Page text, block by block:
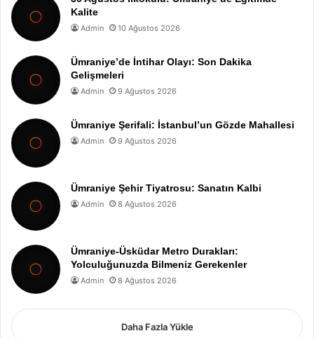
Kalite
Admin 10 Ağustos 2026
Ümraniye’de İntihar Olayı: Son Dakika
Gelişmeleri
Admin 9 Ağustos 2026
Ümraniye Şerifali: İstanbul’un Gözde Mahallesi
Admin 9 Ağustos 2026
Ümraniye Şehir Tiyatrosu: Sanatın Kalbi
Admin 8 Ağustos 2026
Ümraniye-Üsküdar Metro Durakları:
Yolculuğunuzda Bilmeniz Gerekenler
Admin 8 Ağustos 2026
Daha Fazla Yükle